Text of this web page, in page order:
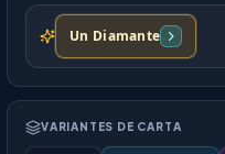
Un Diamante
VARIANTES DE CARTA